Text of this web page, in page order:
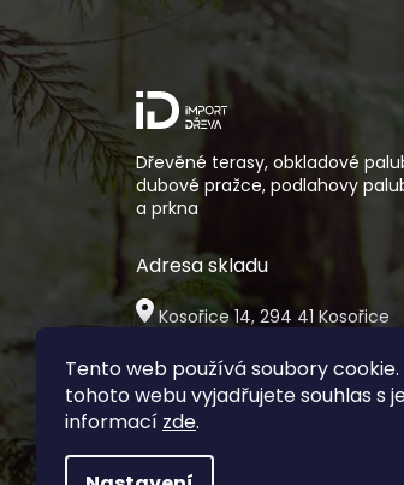
Tento web používá soubory
tohoto webu vyjadřujete souhlas s
informací zde.
p
a
t
Dřevěné terasy, obkladové
dubové pražce, podlahovy
a prkna
Adresa skladu
Kosořice 14, 294 41 Kosořice
Osobní vyzvednutí zboží je
možné pouze po předchozí
domluvě